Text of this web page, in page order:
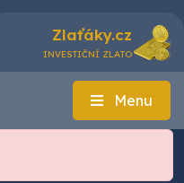
Zlaťáky.cz
INVESTIČNÍ ZLATO
Menu